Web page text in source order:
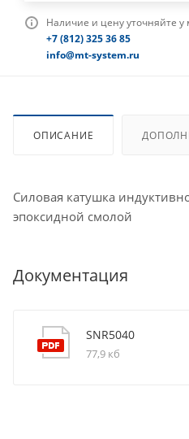
Наличие и цену уточняйте
+7 (812) 325 36 85
info@mt-system.ru
ОПИСАНИЕ
Силовая катушка
эпоксидной смолой
Документация
SNR5040
77,9 кб